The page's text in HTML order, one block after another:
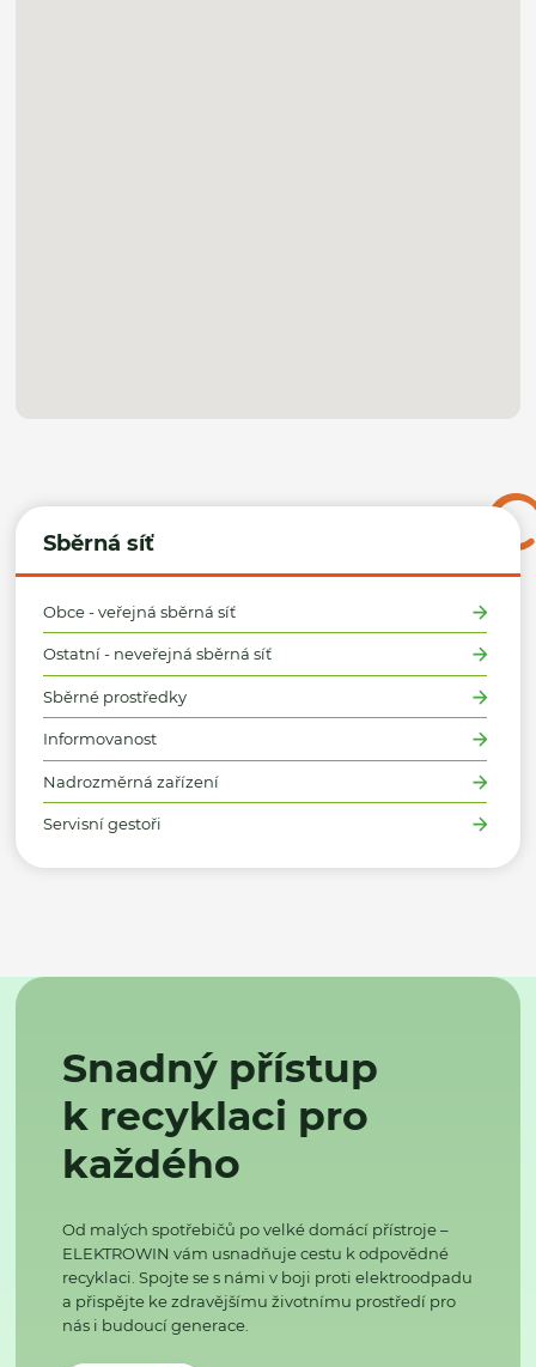
Sběrná síť
Obce - veřejná sběrná síť
Ostatní - neveřejná sběrná síť
Sběrné prostředky
Informovanost
Nadrozměrná zařízení
Servisní gestoři
Snadný přístup
k recyklaci pro
každého
Od malých spotřebičů po velké domácí přístroje –
ELEKTROWIN vám usnadňuje cestu k odpovědné
recyklaci. Spojte se s námi v boji proti elektroodpadu
a přispějte ke zdravějšímu životnímu prostředí pro
nás i budoucí generace.